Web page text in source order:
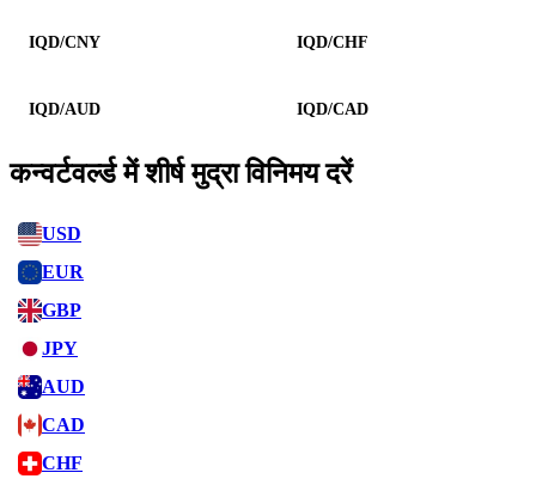
IQD/CNY IQD/CHF
IQD/AUD IQD/CAD
कन्वर्टवर्ल्ड में शीर्ष मुद्रा विनिमय दरें
USD
EUR
GBP
JPY
AUD
CAD
CHF